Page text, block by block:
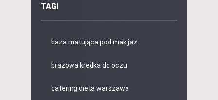
TAGI
baza matująca pod makijaż
brązowa kredka do oczu
catering dieta warszawa